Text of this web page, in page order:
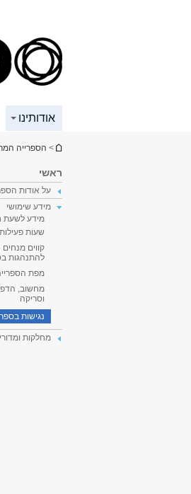
אודותינו
הינך נמצא כאן
> הספרייה
ראשי
על אודות
מידע שימושי
מידע לשעת
שעות פעילות
קווים מנחים
להתנהגות
מפת
מחשוב,
וסריקה
נגישות
מחלקות